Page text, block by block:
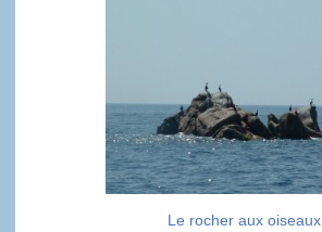
Le rocher aux oiseaux